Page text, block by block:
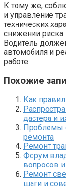
К тому же,
и управление
технических
снижении риска
Водитель
автомобиля и
работе.
Похожие
Как
дастера и
Проблемы
ремонта
Ремонт
Форум
вопросов
Ремонт
шаги и